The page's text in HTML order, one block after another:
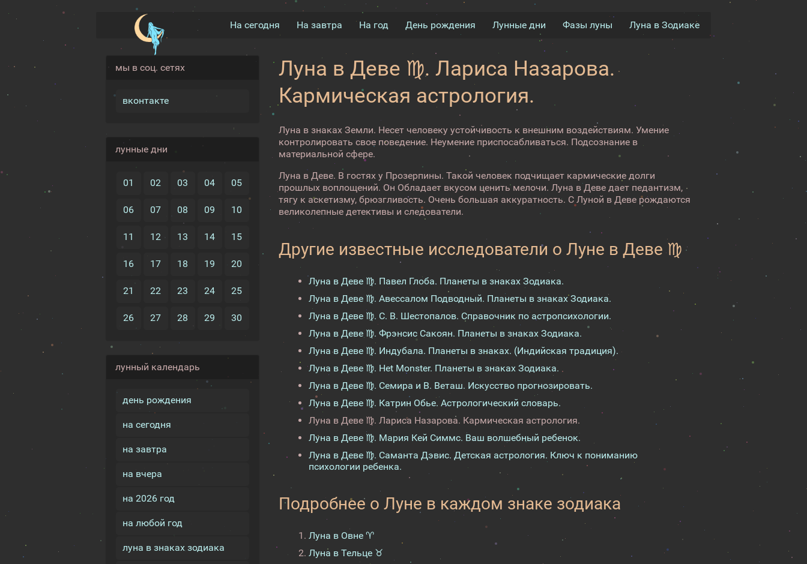
На сегодня На завтра На год День рождения Лунные дни Фазы луны Луна в Зодиаке
мы в соц. сетях
вконтакте
лунные дни
01 02 03 04 05
06 07 08 09 10
11 12 13 14 15
16 17 18 19 20
21 22 23 24 25
26 27 28 29 30
лунный календарь
день рождения
на сегодня
на завтра
на вчера
на 2026 год
на любой год
луна в знаках зодиака
Луна в Деве ♍. Лариса Назарова.
Кармическая астрология.
Луна в знаках Земли. Несет человеку устойчивость к внешним воздействиям. Умение
контролировать свое поведение. Неумение приспосабливаться. Подсознание в
материальной сфере.
Луна в Деве. В гостях у Прозерпины. Такой человек подчищает кармические долги
прошлых воплощений. Он Обладает вкусом ценить мелочи. Луна в Деве дает педантизм,
тягу к аскетизму, брюзгливость. Очень большая аккуратность. С Луной в Деве рождаются
великолепные детективы и следователи.
Другие известные исследователи о Луне в Деве ♍
Луна в Деве ♍. Павел Глоба. Планеты в знаках Зодиака.
Луна в Деве ♍. Авессалом Подводный. Планеты в знаках Зодиака.
Луна в Деве ♍. С. В. Шестопалов. Справочник по астропсихологии.
Луна в Деве ♍. Фрэнсис Сакоян. Планеты в знаках Зодиака.
Луна в Деве ♍. Индубала. Планеты в знаках. (Индийская традиция).
Луна в Деве ♍. Het Monster. Планеты в знаках Зодиака.
Луна в Деве ♍. Семира и В. Веташ. Искусство прогнозировать.
Луна в Деве ♍. Катрин Обье. Астрологический словарь.
Луна в Деве ♍. Лариса Назарова. Кармическая астрология.
Луна в Деве ♍. Мария Кей Симмс. Ваш волшебный ребенок.
Луна в Деве ♍. Саманта Дэвис. Детская астрология. Ключ к пониманию
психологии ребенка.
Подробнее о Луне в каждом знаке зодиака
Луна в Овне ♈
Луна в Тельце ♉